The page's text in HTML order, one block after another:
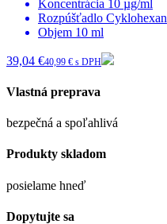
Koncentrácia 10 µg/ml
Rozpúšťadlo Cyklohexan
Objem 10 ml
39,04 €40,99 € s DPH
Vlastná preprava
bezpečná a spoľahlivá
Produkty skladom
posielame hneď
Dopytujte sa